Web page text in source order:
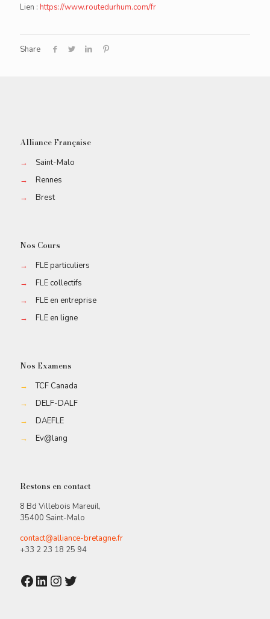
Lien : https://www.routedurhum.com/fr
Share
Alliance Française
→
Saint-Malo
→
Rennes
→
Brest
Nos Cours
→
FLE particuliers
→
FLE collectifs
→
FLE en entreprise
→
FLE en ligne
Nos Examens
→
TCF Canada
→
DELF-DALF
→
DAEFLE
→
Ev@lang
Restons en contact
8 Bd Villebois Mareuil,
35400 Saint-Malo
contact@alliance-bretagne.fr
+33 2 23 18 25 94
Facebook
LinkedIn
Instagram
Twitter